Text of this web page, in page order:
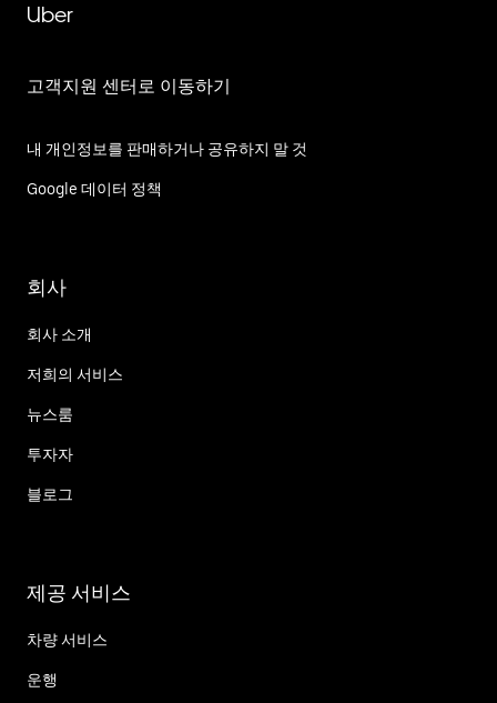
Uber
고객지원 센터로 이동하기
내 개인정보를 판매하거나 공유하지 말 것
Google 데이터 정책
회사
회사 소개
저희의 서비스
뉴스룸
투자자
블로그
제공 서비스
차량 서비스
운행